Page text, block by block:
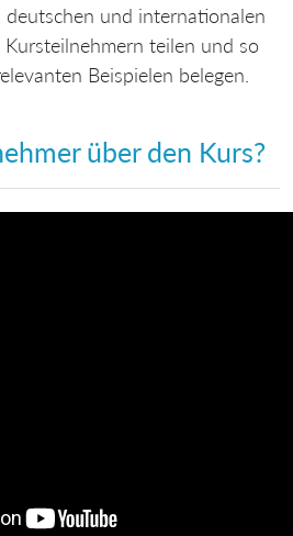
deutschen und internationalen
teilen und so
Beispielen belegen.
über den Kurs?